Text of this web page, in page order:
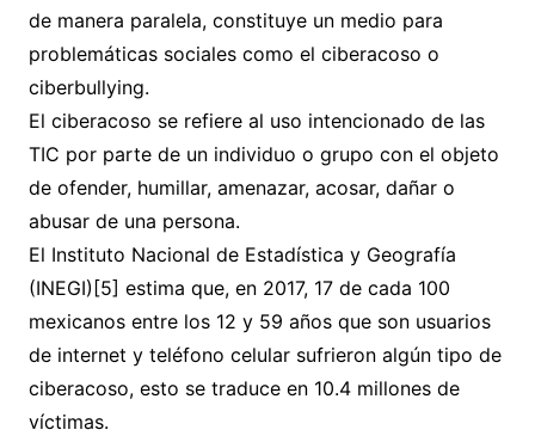
de manera paralela, constituye un medio para
problemáticas sociales como el ciberacoso o
ciberbullying.
El ciberacoso se refiere al uso intencionado de las
TIC por parte de un individuo o grupo con el objeto
de ofender, humillar, amenazar, acosar, dañar o
abusar de una persona.
El Instituto Nacional de Estadística y Geografía
(INEGI)[5] estima que, en 2017, 17 de cada 100
mexicanos entre los 12 y 59 años que son usuarios
de internet y teléfono celular sufrieron algún tipo de
ciberacoso, esto se traduce en 10.4 millones de
víctimas.